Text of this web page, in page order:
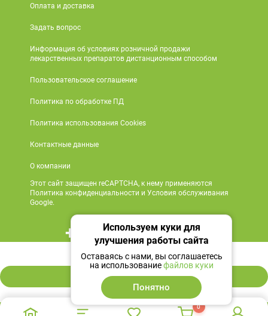
175 ₽
В корзину
Оплата и доставка
Задать вопрос
Информация об условиях розничной продажи
лекарственных препаратов дистанционным способом
Пользовательское соглашение
Политика по обработке ПД
Политика использования Cookies
Контактные данные
О компании
Этот сайт защищен reCAPTCHA, к нему применяются
Политика конфиденциальности и Условия обслуживания
Google.
+7 495 419 18 18
Мы в социальных сетях
0
Используем куки для
улучшения работы сайта
Оставаясь с нами, вы соглашаетесь
на использованиефайлов куки
Понятно